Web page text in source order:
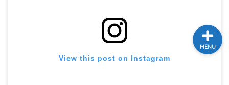
View this post on Instagram
MENU